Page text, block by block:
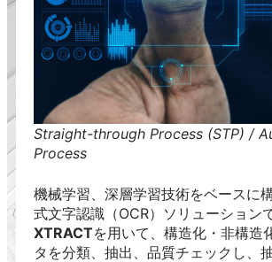
Straight-through Process (STP) /
Process
機械学習、深層学習技術をベースに
式文字認識（OCR）ソリューション
XTRACTを用いて、構造化・非構造
タを分類、抽出、品質チェックし、